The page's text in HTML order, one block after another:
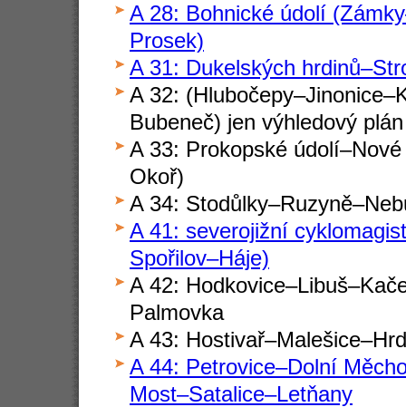
A 28: Bohnické údolí
Prosek)
A 31: Dukelských
A 32:
Bubeneč) jen výhledový plán
A 33: Prokopské
Okoř)
A 34:
A 41: severojižní
Spořilov–Háje)
A 42:
Palmovka
A 43:
A 44: Petrovice–Dolní
Most–Satalice–Letňany